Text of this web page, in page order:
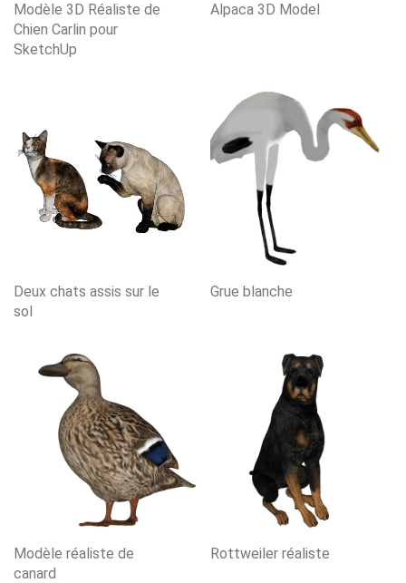
Modèle 3D Réaliste de
Chien Carlin pour
SketchUp
Alpaca 3D Model
Deux chats assis sur le
sol
Grue blanche
Modèle réaliste de
canard
Rottweiler réaliste